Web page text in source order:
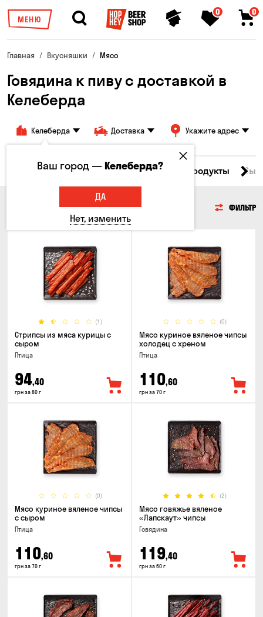
МЕНЮ
0 0
Главная Вкусняшки Мясо
Говядина к пиву с доставкой в ​​
Келеберда
Келеберда Доставка Укажите адрес
Все товары Мясо Рыба Морепродукты
ФИЛЬТР
(1)
Стрипсы из мяса курицы с
сыром
Птица
94,40
грн за 80 г
(0)
Мясо куриное вяленое чипсы
холодец с хреном
Птица
110,60
грн за 70 г
(0)
Мясо куриное вяленое чипсы
с сыром
Птица
110,60
грн за 70 г
(2)
Мясо говяжье вяленое
«Лапскаут» чипсы
Говядина
119,40
грн за 60 г
Ваш город —Келеберда?
ДА
Нет, изменить